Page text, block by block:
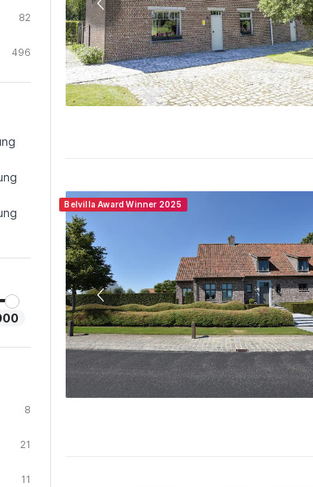
82
496
8
21
11
Belvilla Award Winner 2025